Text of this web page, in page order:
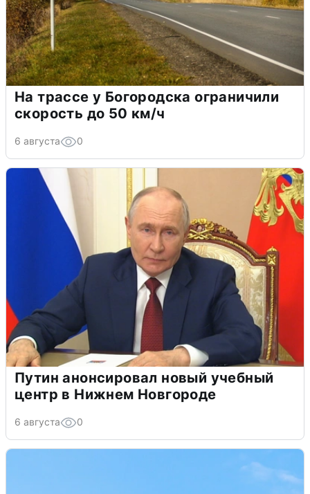
На трассе у Богородска ограничили
скорость до 50 км/ч
6 августа 0
Путин анонсировал новый учебный
центр в Нижнем Новгороде
6 августа 0